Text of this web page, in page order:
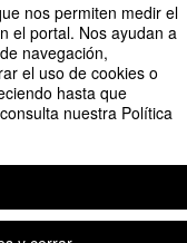
nos permiten medir el
el portal. Nos ayudan a
navegación,
el uso de cookies o
hasta que
nuestra Política